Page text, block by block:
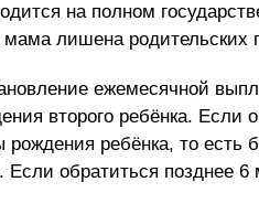
на полном
мама лишена родительских
ежемесячной
второго ребёнка.
рождения ребёнка, то
обратиться позднее 6